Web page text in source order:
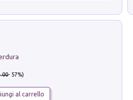
- 57%)
al carrello